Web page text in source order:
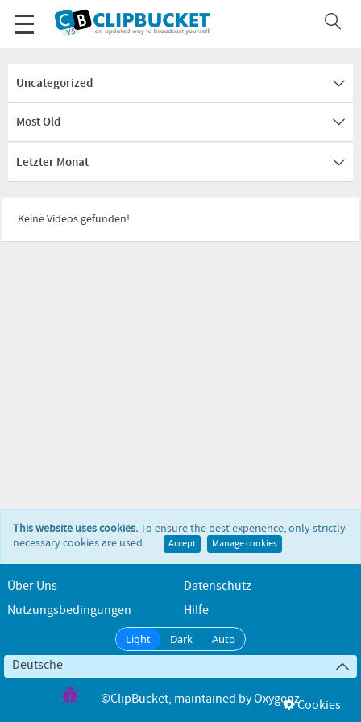
Uncategorized
Most Old
Letzter Monat
Keine Videos gefunden!
This website uses cookies.To ensure the best experience, only strictly
necessary cookies are used.
Accept Manage cookies
Über Uns
Datenschutz
Nutzungsbedingungen
Hilfe
Light Dark Auto
Deutsche
©ClipBucket, maintained byOxygenzCookies